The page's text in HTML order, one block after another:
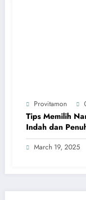
Provitamon
Tips Memilih
Indah dan
March 19, 2025